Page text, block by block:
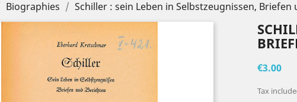
Biographies Schiller : sein Leben in Selbstzeugnissen, Briefen
€3.00
Tax